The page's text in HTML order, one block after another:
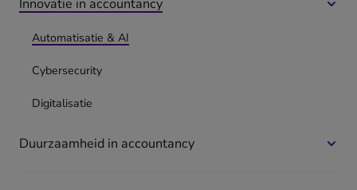
voor
Innovatie in accountancy
Meer
Automatisatie & AI
Cybersecurity
Digitalisatie
Duurzaamheid in accountancy
Meer